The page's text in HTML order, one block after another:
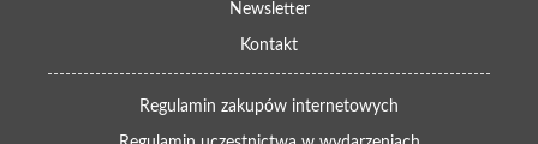
Newsletter
Kontakt
Regulamin zakupów internetowych